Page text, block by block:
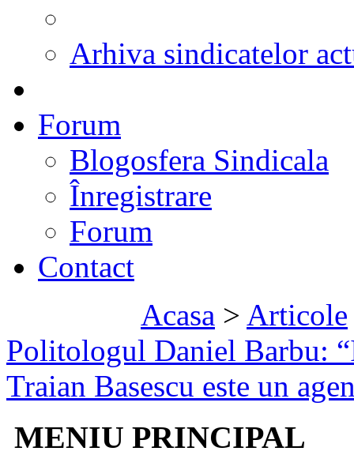
Arhiva sindicatelor
Forum
Blogosfera Sindicala
Înregistrare
Forum
Contact
Acasa > Articole
Politologul Daniel Barbu:
Traian Basescu este un
MENIU PRINCIPAL